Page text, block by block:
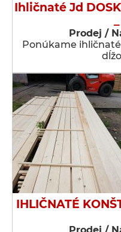
Ihličnaté Jd
Prodej /
Ponúkame ihličnaté
IHLIČNATÉ